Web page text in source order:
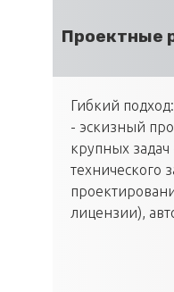
Проектные
Гибкий
- эскизный
крупных задач
технического
лицензии),